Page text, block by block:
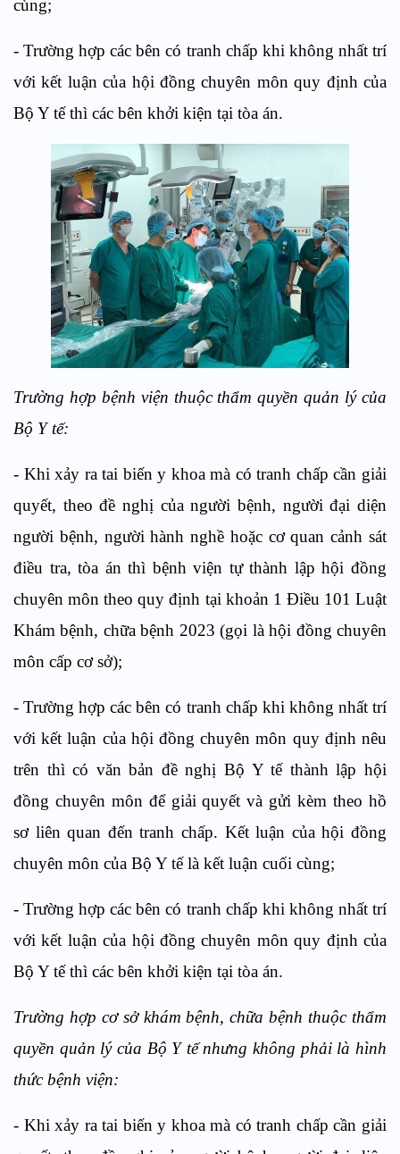
cùng;
- Trường hợp các bên có tranh chấp khi không nhất trí
với kết luận của hội đồng chuyên môn quy định của
Bộ Y tế thì các bên khởi kiện tại tòa án.
Trường hợp bệnh viện thuộc thẩm quyền quản lý của
Bộ Y tế:
- Khi xảy ra tai biến y khoa mà có tranh chấp cần giải
quyết, theo đề nghị của người bệnh, người đại diện
người bệnh, người hành nghề hoặc cơ quan cảnh sát
điều tra, tòa án thì bệnh viện tự thành lập hội đồng
chuyên môn theo quy định tại khoản 1 Điều 101 Luật
Khám bệnh, chữa bệnh 2023 (gọi là hội đồng chuyên
môn cấp cơ sở);
- Trường hợp các bên có tranh chấp khi không nhất trí
với kết luận của hội đồng chuyên môn quy định nêu
trên thì có văn bản đề nghị Bộ Y tế thành lập hội
đồng chuyên môn để giải quyết và gửi kèm theo hồ
sơ liên quan đến tranh chấp. Kết luận của hội đồng
chuyên môn của Bộ Y tế là kết luận cuối cùng;
- Trường hợp các bên có tranh chấp khi không nhất trí
với kết luận của hội đồng chuyên môn quy định của
Bộ Y tế thì các bên khởi kiện tại tòa án.
Trường hợp cơ sở khám bệnh, chữa bệnh thuộc thẩm
quyền quản lý của Bộ Y tế nhưng không phải là hình
thức bệnh viện:
- Khi xảy ra tai biến y khoa mà có tranh chấp cần giải